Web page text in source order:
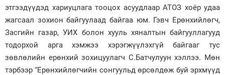
этгээдүүдэд хариуцлага тооцох асуудлаар АТОЗ хоёр удаа
жагсаал зохион байгуулаад байгаа юм. Гэвч Ерөнхийлөгч,
Засгийн газар, УИХ болон хууль хяналтын байгууллагууд
тодорхой арга хэмжээ хэрэгжүүлэхгүй байгааг тус
зөвлөлийн ерөнхий зохицуулагч С.Батчулуун хэллээ. Мөн
тэрбээр “Ерөнхийлөгчийн сонгуульд өрсөлдөж буй эрхмүүд